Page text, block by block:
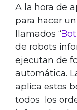
A la hora de
para hacer
llamados “
de robots
ejecutan de
automática.
aplica estos
todos los